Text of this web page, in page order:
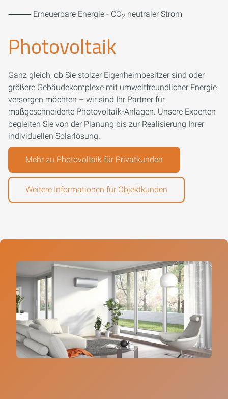
⸻ Erneuerbare Energie - CO2 neutraler Strom
Photovoltaik
Ganz gleich, ob Sie stolzer Eigenheimbesitzer sind oder
größere Gebäudekomplexe mit umweltfreundlicher Energie
versorgen möchten – wir sind Ihr Partner für
maßgeschneiderte Photovoltaik-Anlagen. Unsere Experten
begleiten Sie von der Planung bis zur Realisierung Ihrer
individuellen Solarlösung.
Mehr zu Photovoltaik für Privatkunden
Weitere Informationen für Objektkunden